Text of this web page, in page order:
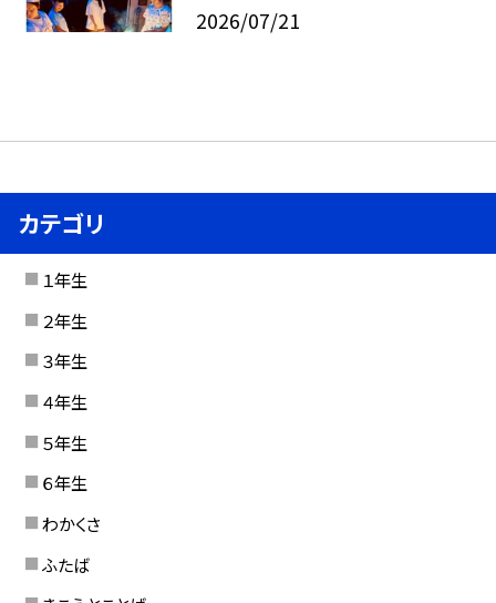
2026/07/21
カテゴリ
１年生
２年生
３年生
４年生
５年生
６年生
わかくさ
ふたば